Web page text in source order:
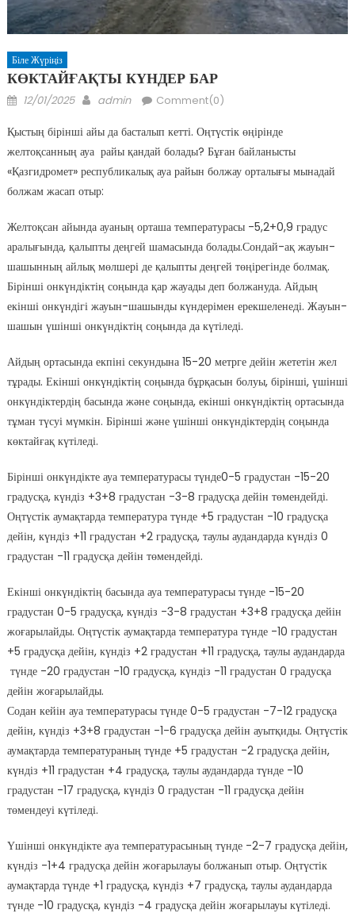
Біле Жүріңіз
КӨКТАЙҒАҚТЫ КҮНДЕР БАР
Posted
12/01/2025 Author
admin Comment(0)
Қыстың бірінші айы да басталып кетті. Оңтүстік өңірінде
желтоқсанның ауа райы қандай болады? Бұған байланысты
«Қазгидромет» республикалық ауа райын болжау орталығы мынадай
болжам жасап отыр:
Желтоқсан айында ауаның орташа температурасы -5,2+0,9 градус
аралығында, қалыпты деңгей шамасында болады.Сондай-ақ жауын-
шашынның айлық мөлшері де қалыпты деңгей төңірегінде болмақ.
Бірінші онкүндіктің соңында қар жауады деп болжануда. Айдың
екінші онкүндігі жауын-шашынды күндерімен ерекшеленеді. Жауын-
шашын үшінші онкүндіктің соңында да күтіледі.
Айдың ортасында екпіні секундына 15-20 метрге дейін жететін жел
тұрады. Екінші онкүндіктің соңында бұрқасын болуы, бірінші, үшінші
онкүндіктердің басында және соңында, екінші онкүндіктің ортасында
тұман түсуі мүмкін. Бірінші және үшінші онкүндіктердің соңында
көктайғақ күтіледі.
Бірінші онкүндікте ауа температурасы түнде0-5 градустан -15-20
градусқа, күндіз +3+8 градустан -3-8 градусқа дейін төмендейді.
Оңтүстік аумақтарда температура түнде +5 градустан -10 градусқа
дейін, күндіз +11 градустан +2 градусқа, таулы аудандарда күндіз 0
градустан -11 градусқа дейін төмендейді.
Екінші онкүндіктің басында ауа температурасы түнде -15-20
градустан 0-5 градусқа, күндіз -3-8 градустан +3+8 градусқа дейін
жоғарылайды. Оңтүстік аумақтарда температура түнде -10 градустан
+5 градусқа дейін, күндіз +2 градустан +11 градусқа, таулы аудандарда
түнде -20 градустан -10 градусқа, күндіз -11 градустан 0 градусқа
дейін жоғарылайды.
Содан кейін ауа температурасы түнде 0-5 градустан -7-12 градусқа
дейін, күндіз +3+8 градустан -1-6 градусқа дейін ауытқиды. Оңтүстік
аумақтарда температураның түнде +5 градустан -2 градусқа дейін,
күндіз +11 градустан +4 градусқа, таулы аудандарда түнде -10
градустан -17 градусқа, күндіз 0 градустан -11 градусқа дейін
төмендеуі күтіледі.
Үшінші онкүндікте ауа температурасының түнде -2-7 градусқа дейін,
күндіз -1+4 градусқа дейін жоғарылауы болжанып отыр. Оңтүстік
аумақтарда түнде +1 градусқа, күндіз +7 градусқа, таулы аудандарда
түнде -10 градусқа, күндіз -4 градусқа дейін жоғарылауы күтіледі.